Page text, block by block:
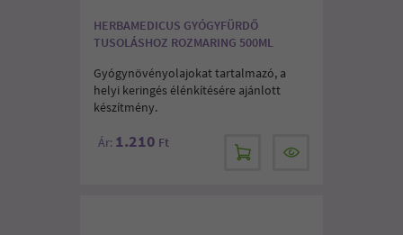
HERBAMEDICUS GYÓGYFÜRDŐ
TUSOLÁSHOZ ROZMARING 500ML
Gyógynövényolajokat tartalmazó, a
helyi keringés élénkítésére ajánlott
készítmény.
Ár: 1.210 Ft